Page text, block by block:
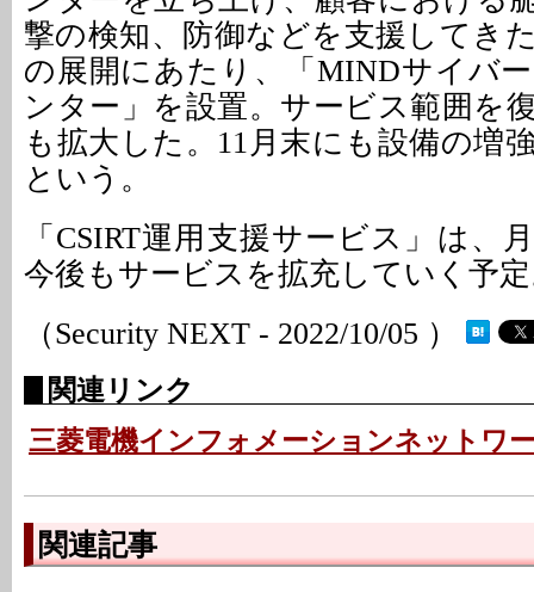
撃の検知、防御などを支援してき
の展開にあたり、「MINDサイバ
ンター」を設置。サービス範囲を
も拡大した。11月末にも設備の増
という。
「CSIRT運用支援サービス」は、
今後もサービスを拡充していく予
（Security NEXT - 2022/10/05 ）
関連リンク
三菱電機インフォメーションネットワ
関連記事